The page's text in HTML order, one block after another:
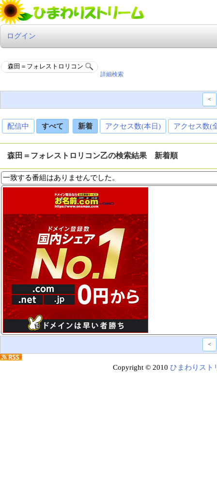
ログイン
詳細検索
<
配信中 すべて 新着 アクセス数(本日) アクセス数(
森田＝フォレストロリコン乙の検索結果 新着順
一致する番組はありませんでした。
<
Copyright © 2010 ひまわりスト